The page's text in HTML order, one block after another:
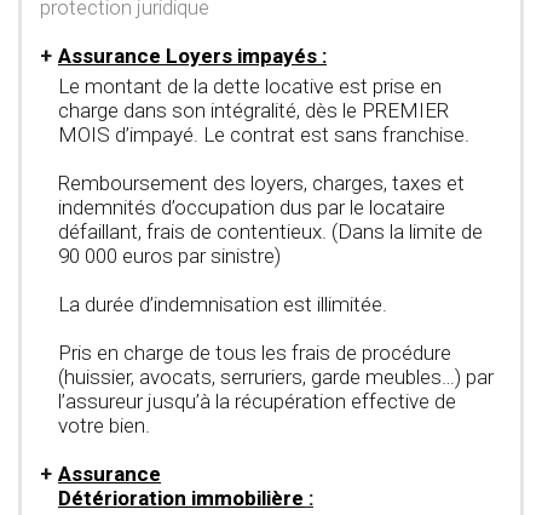
protection juridique
Assurance Loyers impayés :
Le montant de la dette locative est prise en
charge dans son intégralité, dès le PREMIER
MOIS d’impayé. Le contrat est sans franchise.
Remboursement des loyers, charges, taxes et
indemnités d’occupation dus par le locataire
défaillant, frais de contentieux. (Dans la limite de
90 000 euros par sinistre)
La durée d’indemnisation est illimitée.
Pris en charge de tous les frais de procédure
(huissier, avocats, serruriers, garde meubles…) par
l’assureur jusqu’à la récupération effective de
votre bien.
Assurance
Détérioration immobilière :